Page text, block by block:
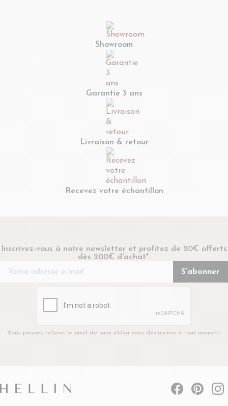
Showroom
Garantie 3 ans
Livraison & retour
Recevez votre échantillon
Inscrivez-vous à notre newsletter et profitez de 20€ offerts
dès 200€ d'achat*.
Vous pouvez refuser le pixel de suivi et/ou vous désinscrire à tout moment.